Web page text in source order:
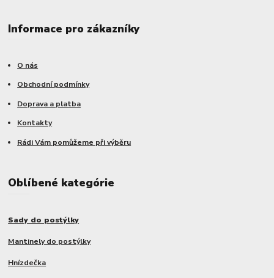
Informace pro zákazníky
O nás
Obchodní podmínky
Doprava a platba
Kontakty
Rádi Vám pomůžeme při výběru
Oblíbené kategórie
Sady do postýlky
Mantinely do postýlky
Hnízdečka